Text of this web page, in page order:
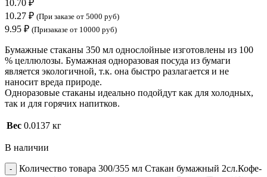
10.70 ₽
10.27 ₽ (При заказе от 5000 руб)
9.95 ₽ (Призаказе от 10000 руб)
Бумажные стаканы 350 мл однослойные изготовлены из 100
% целлюлозы. Бумажная одноразовая посуда из бумаги
является экологичной, т.к. она быстро разлагается и не
наносит вреда природе.
Одноразовые стаканы идеально подойдут как для холодных,
так и для горячих напитков.
Вес 0.0137 кг
В наличии
Количество товара 300/355 мл Стакан бумажный 2сл.Кофе-